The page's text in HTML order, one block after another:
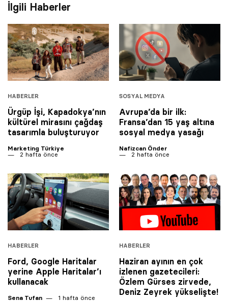
İlgili Haberler
HABERLER
Ürgüp İşi, Kapadokya’nın
kültürel mirasını çağdaş
tasarımla buluşturuyor
Marketing Türkiye
2 hafta önce
SOSYAL MEDYA
Avrupa’da bir ilk:
Fransa’dan 15 yaş altına
sosyal medya yasağı
Nafizcan Önder
2 hafta önce
HABERLER
Ford, Google Haritalar
yerine Apple Haritalar’ı
kullanacak
Sena Tufan 1 hafta önce
HABERLER
Haziran ayının en çok
izlenen gazetecileri:
Özlem Gürses zirvede,
Deniz Zeyrek yükselişte!